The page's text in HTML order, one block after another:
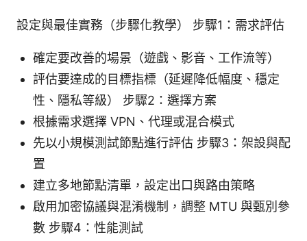
設定與最佳實務（步驟化教學） 步驟1：需求評估
確定要改善的場景（遊戲、影音、工作流等）
評估要達成的目標指標（延遲降低幅度、穩定
性、隱私等級） 步驟2：選擇方案
根據需求選擇 VPN、代理或混合模式
先以小規模測試節點進行評估 步驟3：架設與配
置
建立多地節點清單，設定出口與路由策略
啟用加密協議與混淆機制，調整 MTU 與甄別參
數 步驟4：性能測試